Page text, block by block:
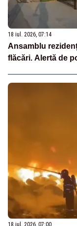
18 iul. 2026, 07:14
Ansamblu
flăcări. Alertă de